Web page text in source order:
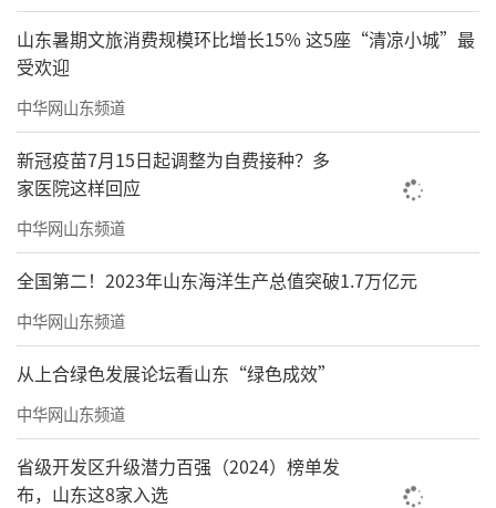
山东暑期文旅消费规模环比增长15% 这5座“清凉小城”最
受欢迎
中华网山东频道
新冠疫苗7月15日起调整为自费接种？多
家医院这样回应
中华网山东频道
全国第二！2023年山东海洋生产总值突破1.7万亿元
中华网山东频道
从上合绿色发展论坛看山东“绿色成效”
中华网山东频道
省级开发区升级潜力百强（2024）榜单发
布，山东这8家入选